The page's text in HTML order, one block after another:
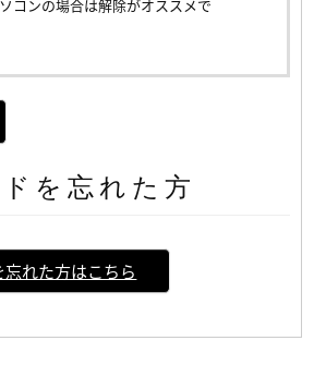
ソコンの場合は解除がオススメで
を忘れた方
れた方はこちら